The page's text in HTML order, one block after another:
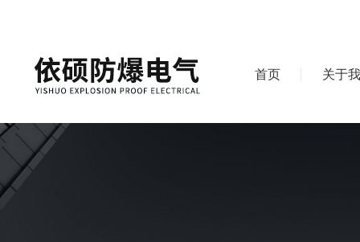
首页 关于